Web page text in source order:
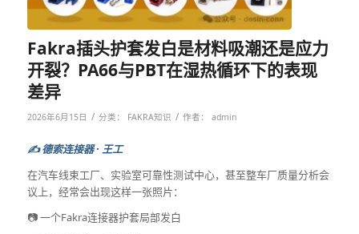
Fakra插头护套发白是材料吸潮还是应力
开裂？PA66与PBT在湿热循环下的表现
差异
2026年6月15日 / 分类： FAKRA知识 / 作者： admin
✍️ 德索连接器 · 王工
在汽车线束工厂、实验室可靠性测试中心，甚至整车厂质量分析会
议上，经常会出现这样一张照片：
📷 一个Fakra连接器护套局部发白